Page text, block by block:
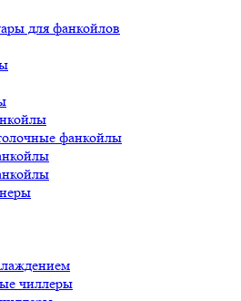
для фанкойлов
фанкойлы
чиллеры